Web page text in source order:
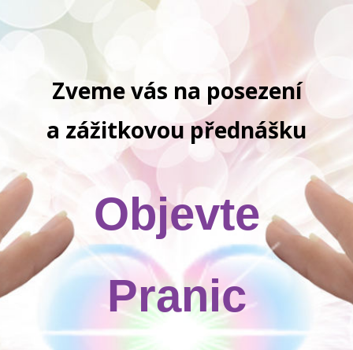
Zveme vás na posezení
a zážitkovou přednášku
Objevte
Pranic